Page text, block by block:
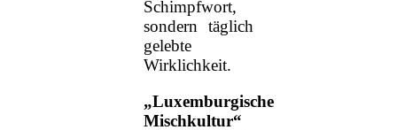
Schimpfwort,
sondern täglich
gelebte
Wirklichkeit.
„Luxemburgische
Mischkultur“